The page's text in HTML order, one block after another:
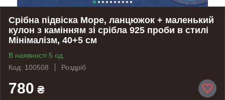
Срібна підвіска Море, ланцюжок + маленький
кулон з камінням зі срібла 925 проби в стилі
Мінімалізм, 40+5 см
В наявності 5 од.
Код: 100508
Роздріб
780 ₴